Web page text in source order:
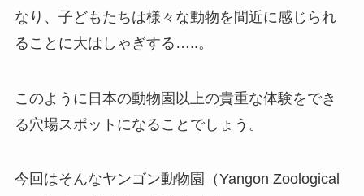
なり、子どもたちは様々な動物を間近に感じられ
ることに大はしゃぎする…..。
このように日本の動物園以上の貴重な体験をでき
る穴場スポットになることでしょう。
今回はそんなヤンゴン動物園（Yangon Zoological